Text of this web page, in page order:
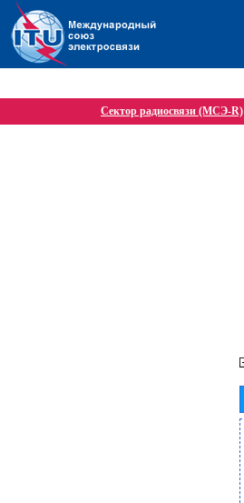
Сектор радиосвязи (МСЭ-R)